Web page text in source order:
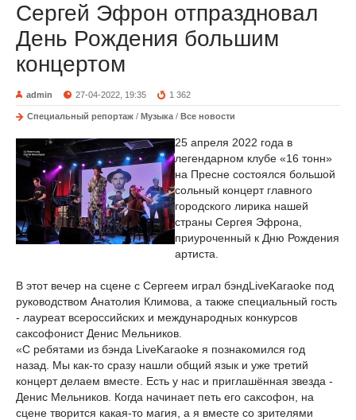
Сергей Эфрон отпраздновал
День Рождения большим
концертом
admin 27-04-2022, 19:35 1 362
Специальный репортаж / Музыка / Все новости
25 апреля 2022 года в
легендарном клубе «16 тонн»
на Пресне состоялся большой
сольный концерт главного
городского лирика нашей
страны Сергея Эфрона,
приуроченный к Дню Рождения
артиста.
В этот вечер на сцене с Сергеем играл бэндLiveKaraoke под
руководством Анатолия Климова, а также специальный гость
- лауреат всероссийских и международных конкурсов
саксофонист Денис Мельников.
«С ребятами из бэнда LiveKaraoke я познакомился год
назад. Мы как-то сразу нашли общий язык и уже третий
концерт делаем вместе. Есть у нас и приглашённая звезда -
Денис Мельников. Когда начинает петь его саксофон, на
сцене творится какая-то магия, а я вместе со зрителями